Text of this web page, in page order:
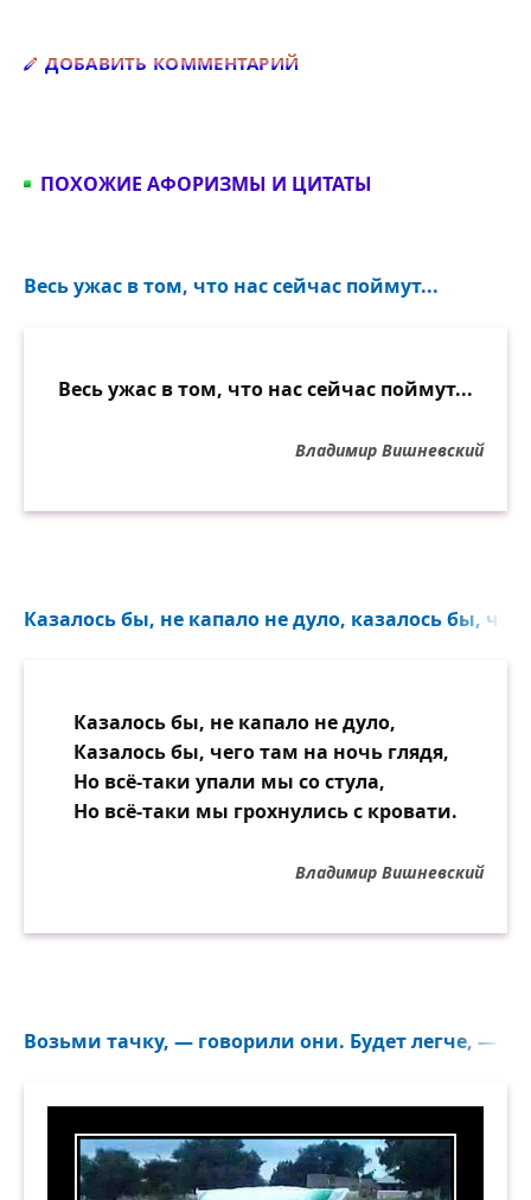
ДОБАВИТЬ КОММЕНТАРИЙ
ПОХОЖИЕ АФОРИЗМЫ И ЦИТАТЫ
Весь ужас в том, что нас сейчас поймут...
Весь ужас в том, что нас сейчас поймут...
Владимир Вишневский
Казалось бы, не капало не дуло, казалось бы,
Казалось бы, не капало не дуло,
Казалось бы, чего там на ночь глядя,
Но всё-таки упали мы со стула,
Но всё-таки мы грохнулись с кровати.
Владимир Вишневский
Возьми тачку, — говорили они. Будет легче, —